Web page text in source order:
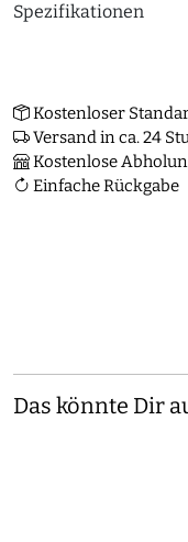
Spezifikationen
Kostenloser
Versand in ca. 24
Kostenlose
Einfache Rückgabe
Das könnte Dir